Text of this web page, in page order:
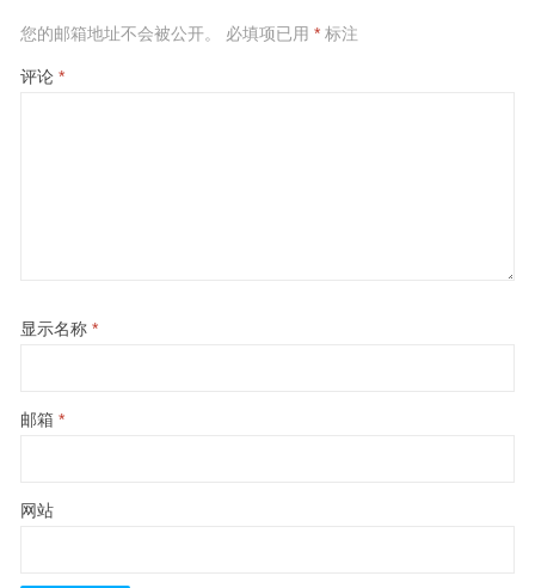
您的邮箱地址不会被公开。 必填项已用 *标注
评论 *
显示名称 *
邮箱 *
网站